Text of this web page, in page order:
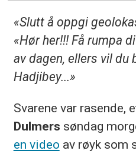
«Slutt å oppgi
«Hør her!!! Få rumpa
av dagen, ellers vil du
Hadjibey...»
Svarene var rasende,
Dulmers søndag
en video av røyk som